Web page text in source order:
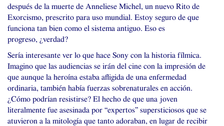
después de la muerte de Anneliese Michel, un nuevo Rito de
Exorcismo, prescrito para uso mundial. Estoy seguro de que
funciona tan bien como el sistema antiguo. Eso es
progreso, ¿verdad?
Sería interesante ver lo que hace Sony con la historia fílmica.
Imagino que las audiencias se irán del cine con la impresión de
que aunque la heroína estaba afligida de una enfermedad
ordinaria, también había fuerzas sobrenaturales en acción.
¿Cómo podrían resistirse? El hecho de que una joven
literalmente fue asesinada por “expertos” supersticiosos que se
atuvieron a la mitología que tanto adoraban, en lugar de recibir